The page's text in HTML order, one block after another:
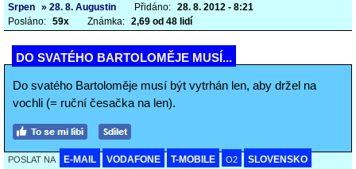
Srpen » 28. 8. Augustin Přidáno: 28. 8. 2012 - 8:21
Posláno: 59x Známka: 2,69 od 48 lidí
DO SVATÉHO BARTOLOMĚJE MUSÍ...
Do svatého Bartoloměje musí být vytrhán len, aby držel na
vochli (= ruční česačka na len).
POSLAT NA E-MAIL VODAFONE T-MOBILE O2 SLOVENSKO